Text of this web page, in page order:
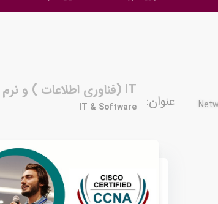
عنوان:
IT (فناوری اطلاعات ) و نرم افزار
IT & Software